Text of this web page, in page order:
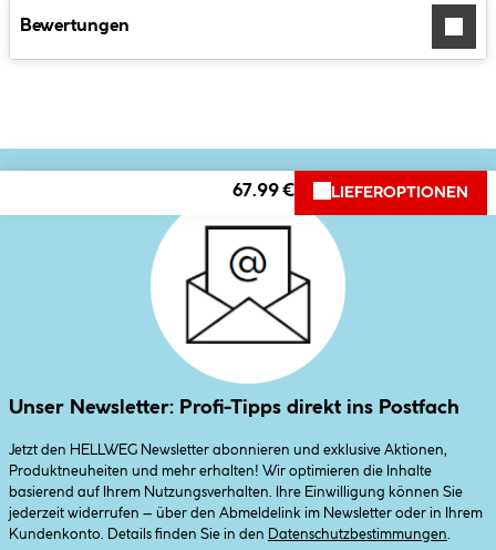
Bewertungen
67.99 € LIEFEROPTIONEN
Unser Newsletter: Profi-Tipps direkt ins Postfach
Jetzt den HELLWEG Newsletter abonnieren und exklusive Aktionen,
Produktneuheiten und mehr erhalten! Wir optimieren die Inhalte
basierend auf Ihrem Nutzungsverhalten. Ihre Einwilligung können Sie
jederzeit widerrufen – über den Abmeldelink im Newsletter oder in Ihrem
Kundenkonto. Details finden Sie in den
Datenschutzbestimmungen